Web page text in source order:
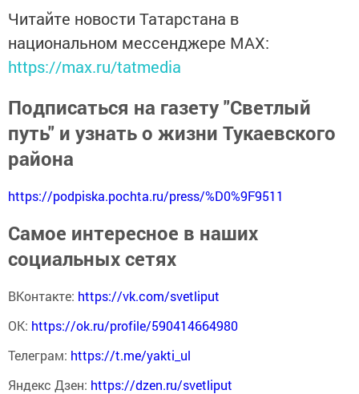
Читайте новости Татарстана в
национальном мессенджере MАХ:
https://max.ru/tatmedia
Подписаться на газету "Светлый
путь" и узнать о жизни Тукаевского
района
https://podpiska.pochta.ru/press/%D0%9F9511
Самое интересное в наших
социальных сетях
ВКонтакте: https://vk.com/svetliput
ОК: https://ok.ru/profile/590414664980
Телеграм: https://t.me/yakti_ul
Яндекс Дзен: https://dzen.ru/svetliput